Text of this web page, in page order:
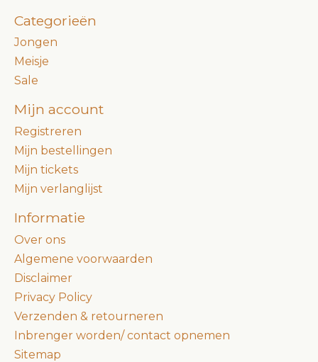
Categorieën
Jongen
Meisje
Sale
Mijn account
Registreren
Mijn bestellingen
Mijn tickets
Mijn verlanglijst
Informatie
Over ons
Algemene voorwaarden
Disclaimer
Privacy Policy
Verzenden & retourneren
Inbrenger worden/ contact opnemen
Sitemap